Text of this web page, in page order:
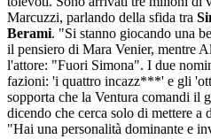
Marcuzzi, parlando della sfida tra
Berami. "Si stanno giocando una
il pensiero di Mara Venier, mentre
l'attore: "Fuori Simona". I due
fazioni: 'i quattro incazz***' e gli
sopporta che la Ventura comandi il
dicendo che cerca solo di mettere a
"Hai una personalità dominante e